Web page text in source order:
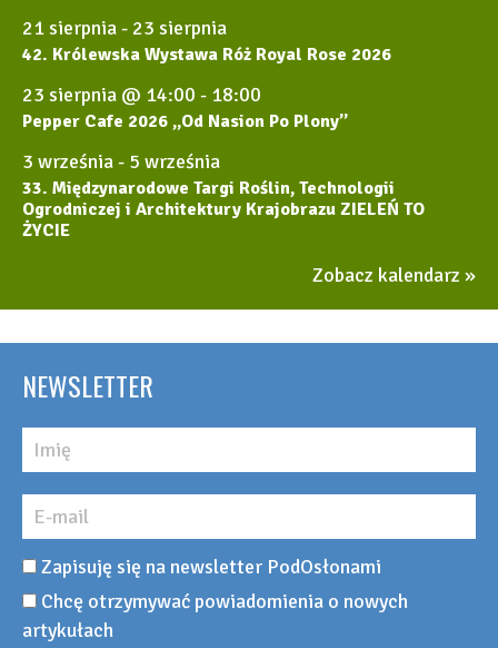
21 sierpnia- 23 sierpnia
42. Królewska Wystawa Róż Royal Rose 2026
23 sierpnia @ 14:00 - 18:00
Pepper Cafe 2026 „Od Nasion Po Plony”
3 września- 5 września
33. Międzynarodowe Targi Roślin, Technologii
Ogrodniczej i Architektury Krajobrazu ZIELEŃ TO
ŻYCIE
Zobacz kalendarz
NEWSLETTER
Zapisuję się na newsletter PodOsłonami
Chcę otrzymywać powiadomienia o nowych
artykułach